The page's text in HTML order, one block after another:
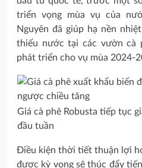
triển vọng mùa vụ của
Nguyên đã giúp hạ nền
thiếu nước tại các vườn cà
phát triển cho vụ mùa 2024-
Giá cà phê Robusta tiếp tục
đầu tuần
Điều kiện thời tiết thuận lợi
được kỳ vọng sẽ thúc đẩy